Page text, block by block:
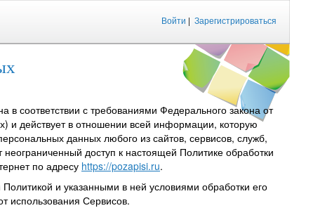
Войти | Зарегистрироваться
в соответствии с требованиями Федерального закона от
и действует в отношении всей информации, которую
данных любого из сайтов, сервисов, служб,
доступ к настоящей Политике обработки
по адресу https://pozapisi.ru.
и указанными в ней условиями обработки его
использования Сервисов.